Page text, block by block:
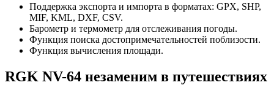
Поддержка экспорта и импорта в форматах: GPX, SHP,
MIF, KML, DXF, CSV.
Барометр и термометр для отслеживания погоды.
Функция поиска достопримечательностей поблизости.
Функция вычисления площади.
RGK NV-64 незаменим в путешествиях